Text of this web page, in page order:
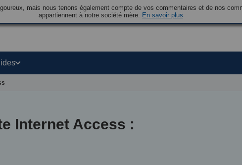
mais nous tenons également compte de vos commentaires et de nos
appartiennent à notre société mère. En savoir plus
Internet Access :